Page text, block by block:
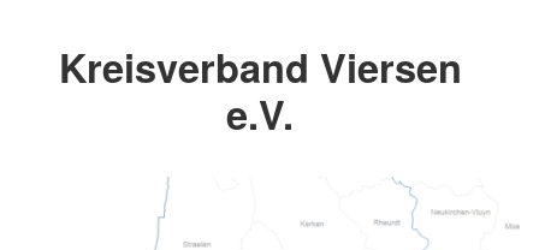
Kreisverband Viersen
e.V.